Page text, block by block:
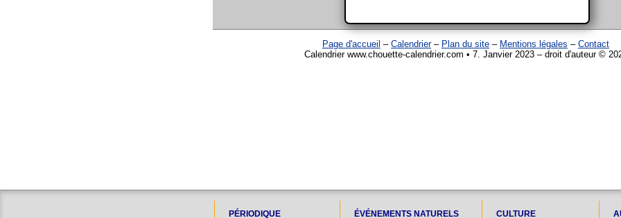
Page d'accueil – Calendrier– Plan du site – Mentions légales – Contact
Calendrier www.chouette-calendrier.com • 7. Janvier 2023 – droit d'auteur ©
PÉRIODIQUE ÉVÉNEMENTS NATURELS CULTURE